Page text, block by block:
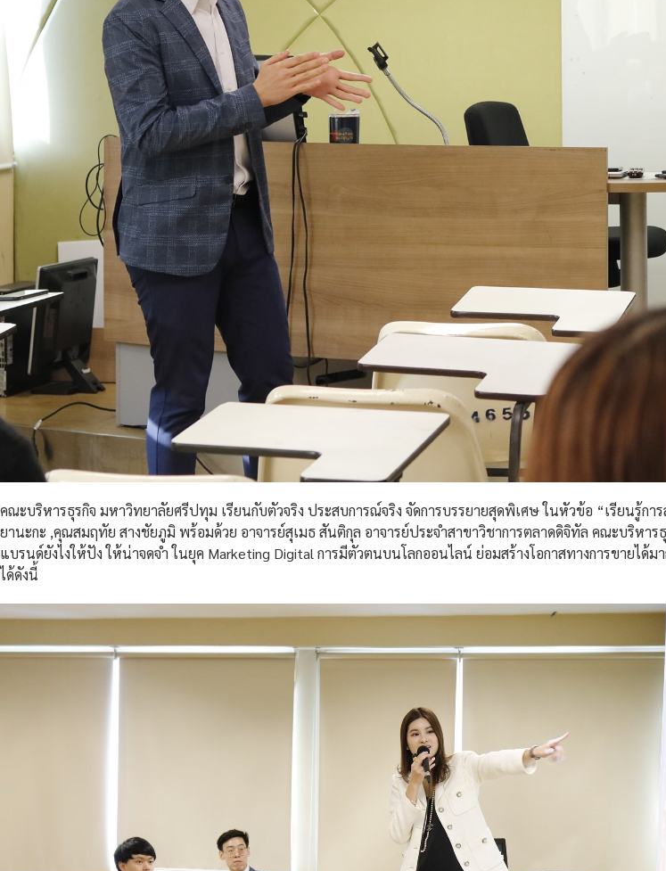
คณะบริหารธุรกิจ มหาวิทยาลัยศรีปทุม เรียนกับตัวจริง ประสบการณ์จริง จัดการบรรยายสุดพิเศษ ในหัวข้อ “เรียนรู้ก
ยานะกะ ,คุณสมฤทัย สางชัยภูมิ พร้อมด้วย อาจารย์สุเมธ สันติกุล อาจารย์ประจำสาขาวิชาการตลาดดิจิทัล คณะบริห
แบรนด์ยังไงให้ปัง ให้น่าจดจำ ในยุค Marketing Digital การมีตัวตนบนโลกออนไลน์ ย่อมสร้างโอกาสทางการขาย
ได้ดังนี้